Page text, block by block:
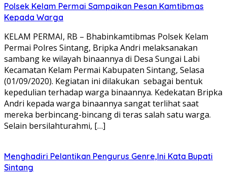
Polsek Kelam Permai Sampaikan Pesan Kamtibmas
Kepada Warga
KELAM PERMAI, RB – Bhabinkamtibmas Polsek Kelam
Permai Polres Sintang, Bripka Andri melaksanakan
sambang ke wilayah binaannya di Desa Sungai Labi
Kecamatan Kelam Permai Kabupaten Sintang, Selasa
(01/09/2020). Kegiatan ini dilakukan sebagai bentuk
kepedulian terhadap warga binaannya. Kedekatan Bripka
Andri kepada warga binaannya sangat terlihat saat
mereka berbincang-bincang di teras salah satu warga.
Selain bersilahturahmi, […]
Menghadiri Pelantikan Pengurus Genre,Ini Kata Bupati
Sintang